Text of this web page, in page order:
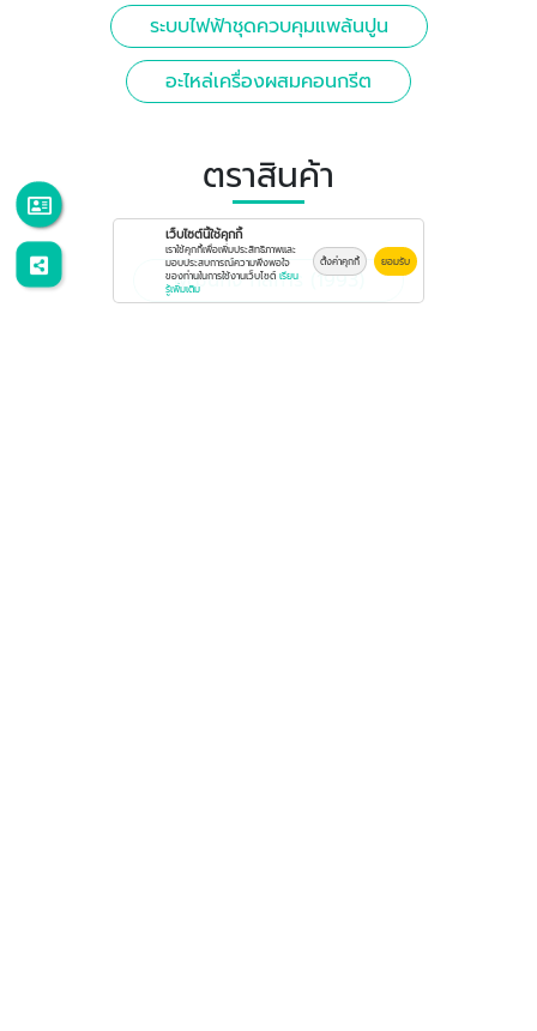
ระบบไฟฟ้าชุดควบคุมแพล้นปูน
อะไหล่เครื่องผสมคอนกรีต
ตราสินค้า
พัฒนกิจ กลการ (1993)
เว็บไซต์นี้ใช้คุกกี้
เราใช้คุกกี้เพื่อเพิ่มประสิทธิภาพและ
มอบประสบการณ์ความพึงพอใจ
ของท่านในการใช้งานเว็บไซต์ เรียน
รู้เพิ่มเติม
ตั้งค่าคุกกี้ ยอมรับ